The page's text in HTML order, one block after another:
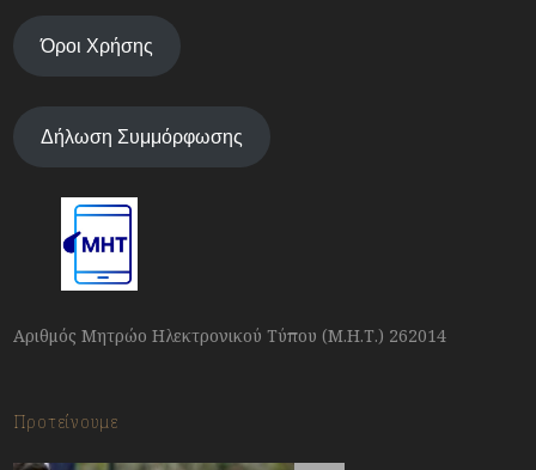
Όροι Χρήσης
Δήλωση Συμμόρφωσης
Αριθμός Μητρώο Ηλεκτρονικού Τύπου (Μ.Η.Τ.) 262014
Προτείνουμε